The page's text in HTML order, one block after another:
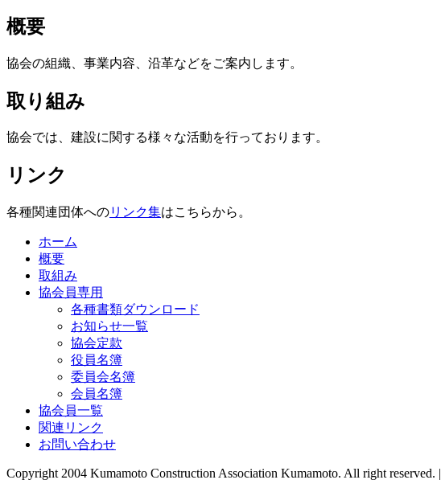
概要
協会の組織、事業内容、沿革などをご案内します。
取り組み
協会では、建設に関する様々な活動を行っております。
リンク
各種関連団体へのリンク集はこちらから。
ホーム
概要
取組み
協会員専用
各種書類ダウンロード
お知らせ一覧
協会定款
役員名簿
委員会名簿
会員名簿
協会員一覧
関連リンク
お問い合わせ
Copyright 2004 Kumamoto Construction Association Kumamoto. All right reserved. |